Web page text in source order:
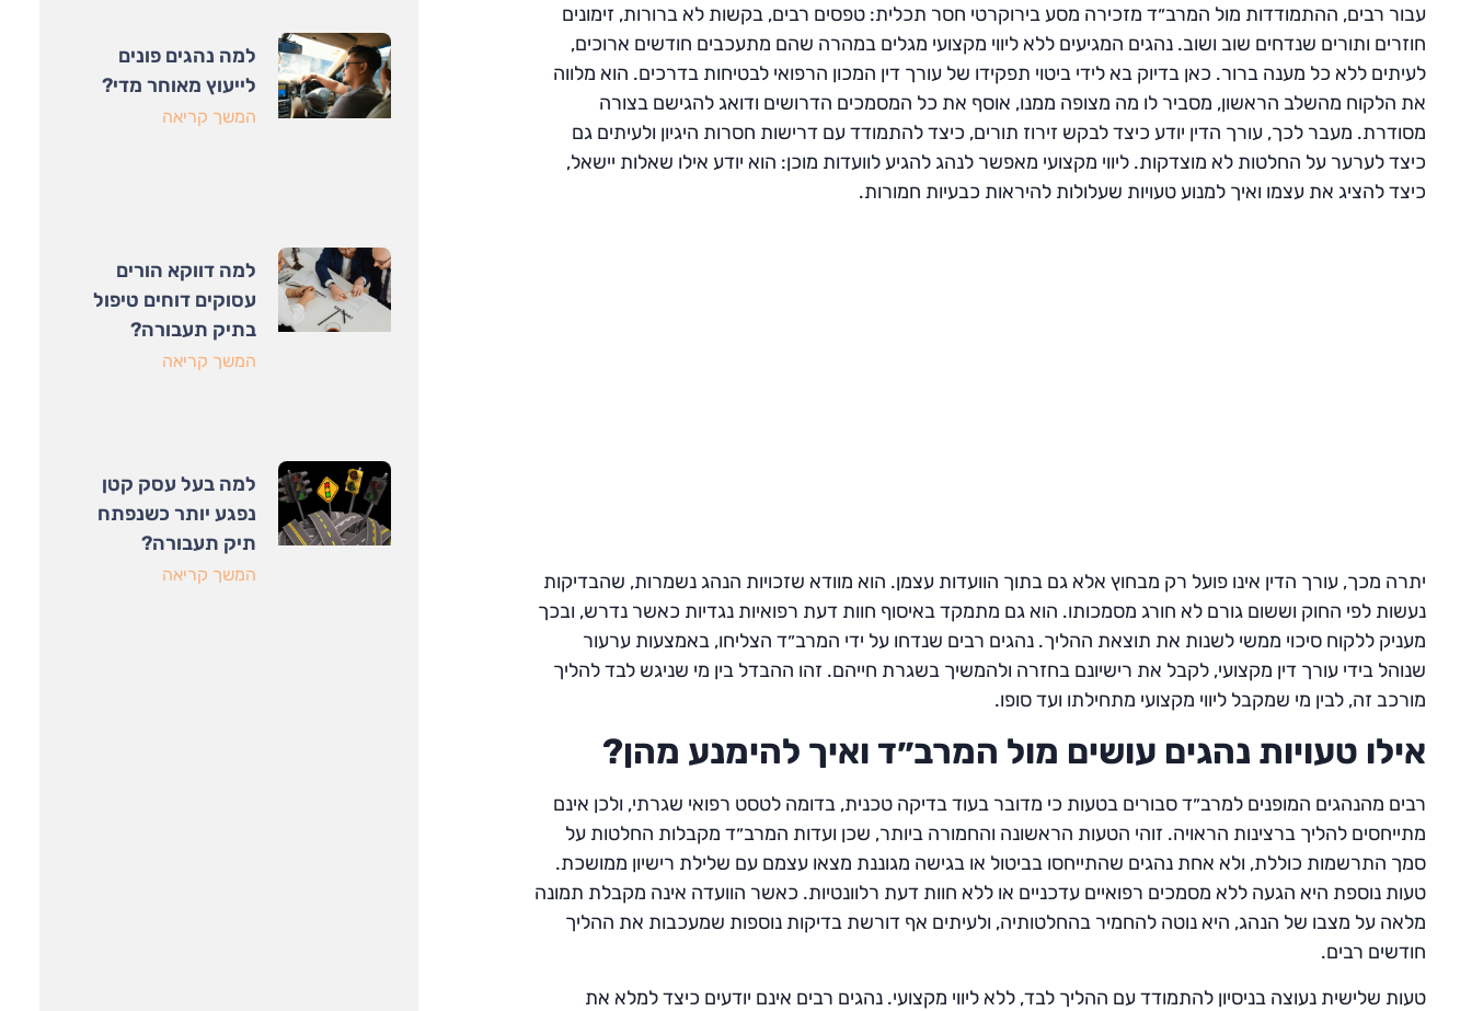
עבור רבים, ההתמודדות מול המרב״ד מזכירה מסע בירוקרטי חסר תכלית: טפסים רבים, בקשות לא ברורות, זימונים
חוזרים ותורים שנדחים שוב ושוב. נהגים המגיעים ללא ליווי מקצועי מגלים במהרה שהם מתעכבים חודשים ארוכים,
לעיתים ללא כל מענה ברור. כאן בדיוק בא לידי ביטוי תפקידו של עורך דין המכון הרפואי לבטיחות בדרכים. הוא מלווה
את הלקוח מהשלב הראשון, מסביר לו מה מצופה ממנו, אוסף את כל המסמכים הדרושים ודואג להגישם בצורה
מסודרת. מעבר לכך, עורך הדין יודע כיצד לבקש זירוז תורים, כיצד להתמודד עם דרישות חסרות היגיון ולעיתים גם
כיצד לערער על החלטות לא מוצדקות. ליווי מקצועי מאפשר לנהג להגיע לוועדות מוכן: הוא יודע אילו שאלות יישאל,
כיצד להציג את עצמו ואיך למנוע טעויות שעלולות להיראות כבעיות חמורות.
יתרה מכך, עורך הדין אינו פועל רק מבחוץ אלא גם בתוך הוועדות עצמן. הוא מוודא שזכויות הנהג נשמרות, שהבדיקות
נעשות לפי החוק וששום גורם לא חורג מסמכותו. הוא גם מתמקד באיסוף חוות דעת רפואיות נגדיות כאשר נדרש, ובכך
מעניק ללקוח סיכוי ממשי לשנות את תוצאת ההליך. נהגים רבים שנדחו על ידי המרב״ד הצליחו, באמצעות ערעור
שנוהל בידי עורך דין מקצועי, לקבל את רישיונם בחזרה ולהמשיך בשגרת חייהם. זהו ההבדל בין מי שניגש לבד להליך
מורכב זה, לבין מי שמקבל ליווי מקצועי מתחילתו ועד סופו.
אילו טעויות נהגים עושים מול המרב״ד ואיך להימנע מהן?
רבים מהנהגים המופנים למרב״ד סבורים בטעות כי מדובר בעוד בדיקה טכנית, בדומה לטסט רפואי שגרתי, ולכן אינם
מתייחסים להליך ברצינות הראויה. זוהי הטעות הראשונה והחמורה ביותר, שכן ועדות המרב״ד מקבלות החלטות על
סמך התרשמות כוללת, ולא אחת נהגים שהתייחסו בביטול או בגישה מגוננת מצאו עצמם עם שלילת רישיון ממושכת.
טעות נוספת היא הגעה ללא מסמכים רפואיים עדכניים או ללא חוות דעת רלוונטיות. כאשר הוועדה אינה מקבלת תמונה
מלאה על מצבו של הנהג, היא נוטה להחמיר בהחלטותיה, ולעיתים אף דורשת בדיקות נוספות שמעכבות את ההליך
חודשים רבים.
טעות שלישית נעוצה בניסיון להתמודד עם ההליך לבד, ללא ליווי מקצועי. נהגים רבים אינם יודעים כיצד למלא את
למה נהגים פונים
לייעוץ מאוחר מדי?
המשך קריאה
למה דווקא הורים
עסוקים דוחים טיפול
בתיק תעבורה?
המשך קריאה
למה בעל עסק קטן
נפגע יותר כשנפתח
תיק תעבורה?
המשך קריאה